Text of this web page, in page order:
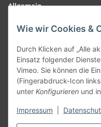
Wie wir Cookies &
Durch Klicken auf „Alle
Einsatz folgender
Vimeo. Sie können die
(Fingerabdruck-Icon
unter Konfigurieren und
Impressum
Allgemein
Teil unseres Netzwerks: